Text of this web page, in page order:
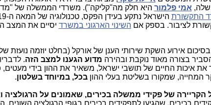
שלה, אמי פלמור היא חלק מה"קליקה"). משרדי הממשלה של
התקשורת
לציבור. בספק אם השינוי הארגוני במשרד יסיים את המצב
אירוע השקת שירותי הענן של אורקל (בחלט יוזמה נועזת
בצורה מאוד נוקבת ובהירה מדוע הגענו למצב הזה.
את איכות החיים של תושבי ישראל, משאיר את ההון בידי מעטים,
המחייה, שמקורו בשליטת בעלי ההוןבכל, במיוחד בשלטון.
של פקידי ממשלה בכירים, שאמונים על הרגולציה
בכירים, שהגיעו לתפקידים בכירים בגופי הרגולציה השונים,